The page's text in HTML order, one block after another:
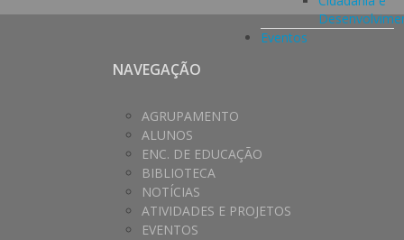
Eventos
NAVEGAÇÃO
AGRUPAMENTO
ALUNOS
ENC. DE EDUCAÇÃO
BIBLIOTECA
NOTÍCIAS
ATIVIDADES E PROJETOS
EVENTOS